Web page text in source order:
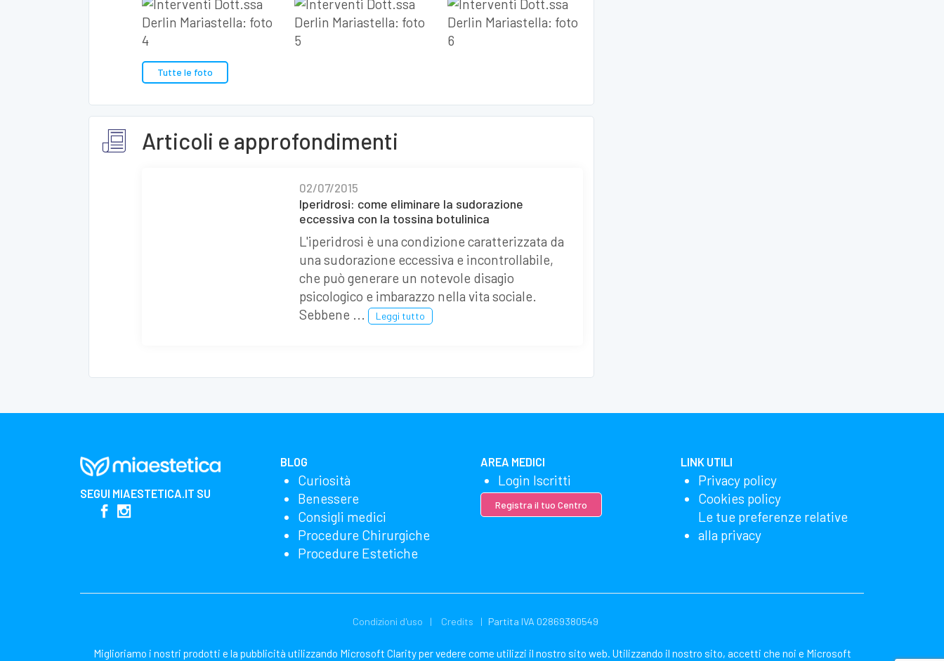
Tutte le foto
Articoli e approfondimenti
02/07/2015
Iperidrosi: come eliminare la sudorazione
eccessiva con la tossina botulinica
L'iperidrosi è una condizione caratterizzata da
una sudorazione eccessiva e incontrollabile,
che può generare un notevole disagio
psicologico e imbarazzo nella vita sociale.
Sebbene ...
Leggi tutto
SEGUI MIAESTETICA.IT SU
BLOG
Curiosità
Benessere
Consigli medici
Procedure Chirurgiche
Procedure Estetiche
AREA MEDICI
Login Iscritti
Registra il tuo Centro
LINK UTILI
Privacy policy
Cookies policy
Le tue preferenze relative
alla privacy
Condizioni d'uso Credits Partita IVA 02869380549
Miglioriamo i nostri prodotti e la pubblicità utilizzando Microsoft Clarity per vedere come utilizzi il nostro sito web. Utilizzando il nostro sito, accetti che noi e Microsoft